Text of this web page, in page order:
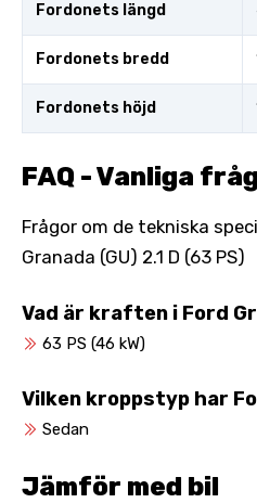
Fordonets längd
Fordonets bredd
Fordonets höjd
FAQ - Vanliga
Frågor om de tekniska
Granada (GU) 2.1 D (63 PS)
Vad är kraften i Ford
63 PS (46 kW)
Vilken kroppstyp har
Sedan
Jämför med bil